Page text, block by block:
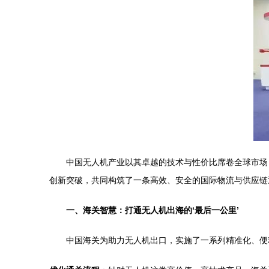
中国无人机产业以其卓越的技术与性价比席卷全球市
创新突破，共同构筑了一条高效、安全的国际物流与供应
一、海关智慧：打通无人机出海的‘最后一公里’
中国海关为助力无人机出口，实施了一系列精准化、